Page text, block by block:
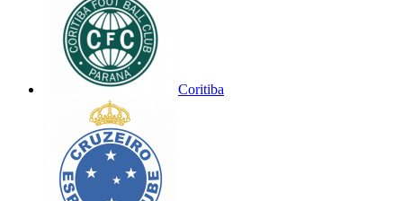
Coritiba